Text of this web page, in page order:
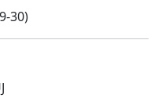
30)